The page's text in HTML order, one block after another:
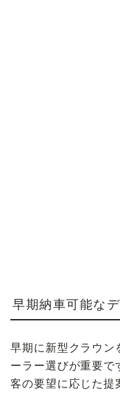
早期納車可能な
早期に新型クラウン
ーラー選びが重要で
客の要望に応じた提